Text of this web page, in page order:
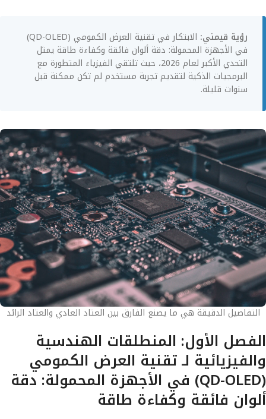
رؤية قيمني:
الابتكار في تقنية العرض الكمومي (QD-OLED)
في الأجهزة المحمولة: دقة ألوان فائقة وكفاءة طاقة يمثل
التحدي الأكبر لعام 2026، حيث تلتقي الفيزياء المتطورة مع
البرمجيات الذكية لتقديم تجربة مستخدم لم تكن ممكنة قبل
سنوات قليلة.
التفاصيل الدقيقة هي ما يصنع الفارق بين العتاد العادي والعتاد الرائد
الفصل الأول: المنطلقات الهندسية
والفيزيائية لـ تقنية العرض الكمومي
(QD-OLED) في الأجهزة المحمولة: دقة
ألوان فائقة وكفاءة طاقة